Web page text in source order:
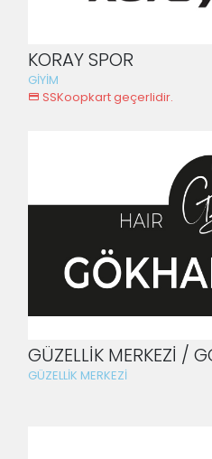
KORAY SPOR
GİYİM
SSKoopkart geçerlidir.
GÜZELLİK MERKEZİ